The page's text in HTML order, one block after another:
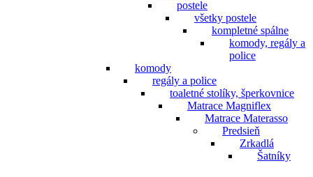
postele
všetky postele
kompletné spálne
komody, regály a
police
komody
regály a police
toaletné stolíky, šperkovnice
Matrace Magniflex
Matrace Materasso
Predsieň
Zrkadlá
Šatníky